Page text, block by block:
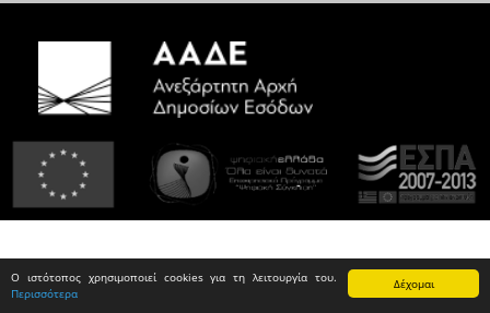
Δέχομαι
Ο ιστότοπος χρησιμοποιεί cookies για τη λειτουργία του.
Περισσότερα